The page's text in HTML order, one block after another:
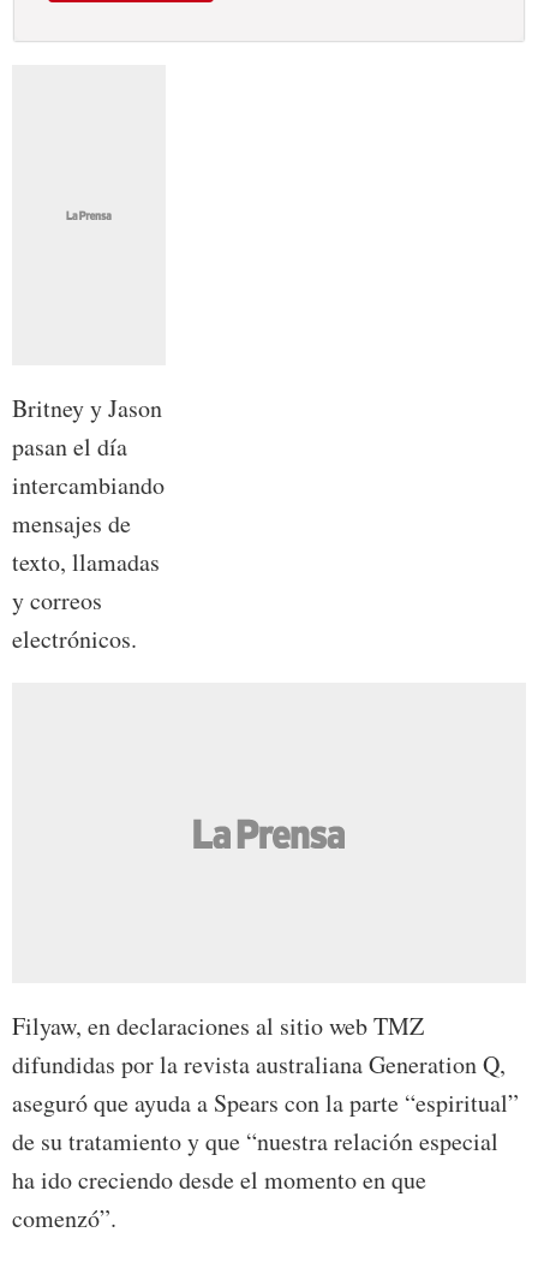
Britney y Jason
pasan el día
intercambiando
mensajes de
texto, llamadas
y correos
electrónicos.
Filyaw, en declaraciones al sitio web TMZ
difundidas por la revista australiana Generation Q,
aseguró que ayuda a Spears con la parte “espiritual”
de su tratamiento y que “nuestra relación especial
ha ido creciendo desde el momento en que
comenzó”.